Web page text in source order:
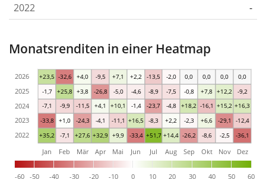
2022
-
Monatsrenditen in einer Heatmap
+35,2 -7,1 +27,6 +32,9 +9,9 -33,4 +51,7 +14,4 -26,2 -8,6 -2,5 -36,1
-33,8 +1,0 -24,3 -4,1 -11,1 +16,5 -8,3 +2,2 -2,3 +6,6 -29,1 -12,4
-7,1 -9,9 -11,5 +4,1 +10,1 -1,4 -23,7 -4,8 +18,2 -16,1 +15,2 +16,3
-1,7 +25,8 +3,8 -26,8 -5,0 -4,6 -8,9 -7,5 -0,8 +7,8 +12,2 -9,2
+23,5 -32,6 +4,0 -9,5 +7,1 +2,2 -13,5 -2,0 0,0 0,0 0,0 0,0
-60 -50 -40 -30 -20 -10 0 10 20 30 40 50 60
Jan Feb Mär Apr Mai Jun Jul Aug Sep Okt Nov Dez
2022
2023
2024
2025
2026